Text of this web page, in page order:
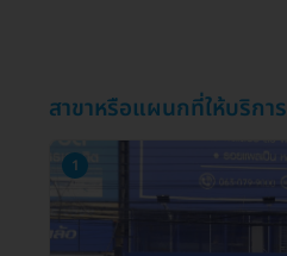
สาขาหรือแผนกที่ให้บริการ
1